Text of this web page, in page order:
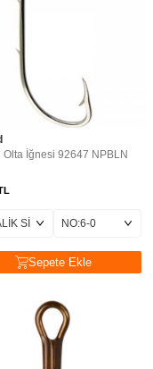
Olta İğnesi 92647 NPBLN
Sepete Ekle